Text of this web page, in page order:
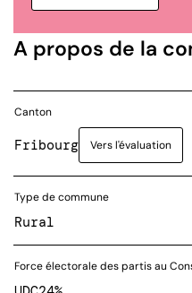
A propos de la
Canton
Fribourg Vers l'évaluation
Type de commune
Rural
Force électorale des partis au